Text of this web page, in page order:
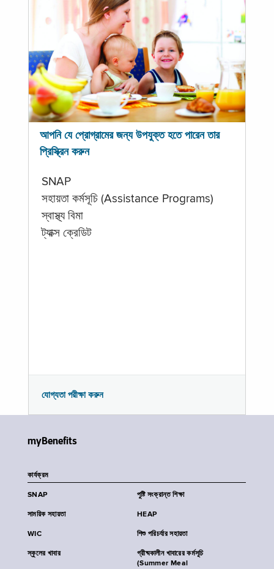
আপনি যে প্রোগ্রামের জন্য উপযুক্ত হতে পারেন তার
প্রিস্ক্রিন করুন
SNAP
সহায়তা কর্মসূচি (Assistance Programs)
স্বাস্থ্য বিমা
ট্যাক্স ক্রেডিট
যোগ্যতা পরীক্ষা করুন
myBenefits
কার্যক্রম
SNAP পুষ্টি সংক্রান্ত শিক্ষা
সাময়িক সহায়তা HEAP
WIC শিশু পরিচর্যার সহায়তা
স্কুলের খাবার
গ্রীষ্মকালীন খাবারের কর্মসূচি
(Summer Meal